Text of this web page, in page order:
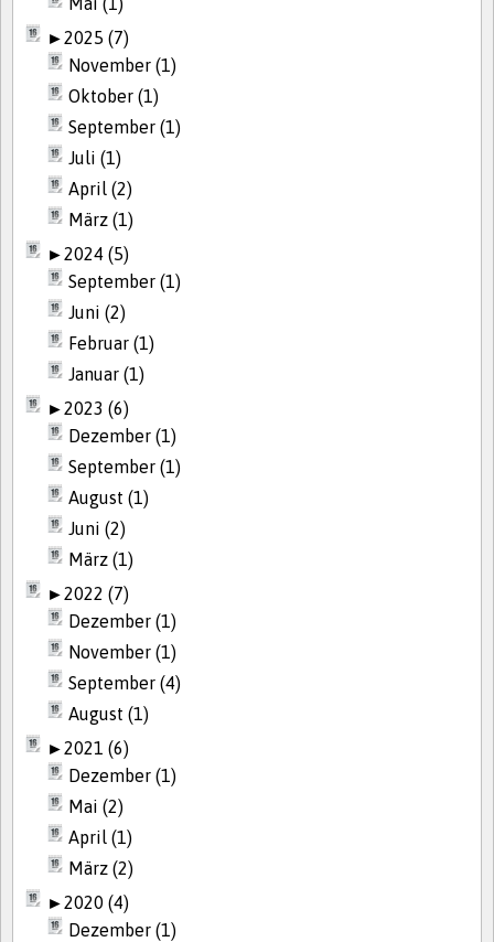
►2025 (7)
November (1)
Oktober (1)
September (1)
Juli (1)
April (2)
März (1)
►2024 (5)
September (1)
Juni (2)
Februar (1)
Januar (1)
►2023 (6)
Dezember (1)
September (1)
August (1)
Juni (2)
März (1)
►2022 (7)
Dezember (1)
November (1)
September (4)
August (1)
►2021 (6)
Dezember (1)
Mai (2)
April (1)
März (2)
►2020 (4)
Dezember (1)